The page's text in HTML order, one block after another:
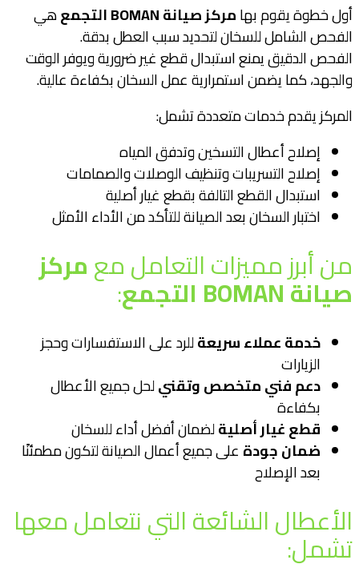
أول خطوة يقوم بهامركز صيانة BOMAN التجمع
هي
الفحص الشامل للسخان لتحديد سبب العطل بدقة.
الفحص الدقيق يمنع استبدال قطع غير ضرورية ويوفر الوقت
والجهد، كما يضمن استمرارية عمل السخان بكفاءة عالية.
المركز يقدم خدمات متعددة تشمل:
إصلاح أعطال التسخين وتدفق المياه
إصلاح التسريبات وتنظيف الوصلات والصمامات
استبدال القطع التالفة بقطع غيار أصلية
اختبار السخان بعد الصيانة للتأكد من الأداء الأمثل
من أبرز مميزات التعامل معمركز
صيانة BOMAN التجمع :
خدمة عملاء سريعةللرد على الاستفسارات وحجز
الزيارات
دعم فني متخصص وتقنيلحل جميع الأعطال
بكفاءة
قطع غيار أصليةلضمان أفضل أداء للسخان
ضمان جودة على جميع أعمال الصيانة لتكون مطمئنًا
بعد الإصلاح
الأعطال الشائعة التي نتعامل معها
تشمل: